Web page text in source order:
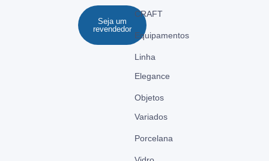
Seja um
revendedor
CRAFT
Equipamentos
Linha
Elegance
Objetos
Variados
Porcelana